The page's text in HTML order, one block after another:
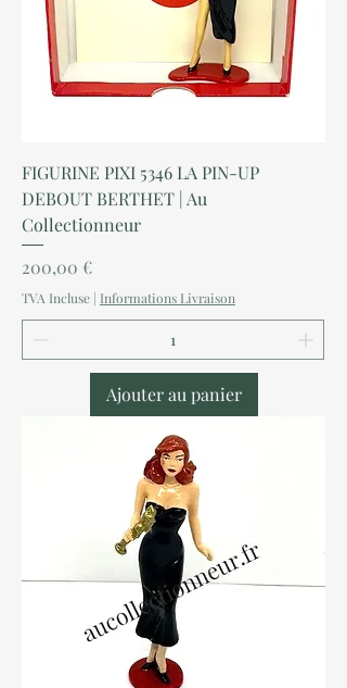
FIGURINE PIXI 5346 LA PIN-UP
DEBOUT BERTHET | Au
Collectionneur
Prix
200,00 €
TVA Incluse | Informations Livraison
Ajouter au panier